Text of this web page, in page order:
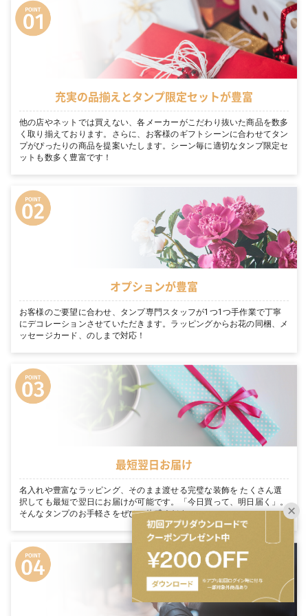
充実の品揃えとタンプ限定セットが豊富
他の店やネットでは買えない、各メーカーがこだわり抜いた商品を数多
く取り揃えております。さらに、お客様のギフトシーンに合わせてタン
プがぴったりの商品を提案いたします。シーン毎に適切なタンプ限定セ
ットも数多く豊富です！
オプションが豊富
お客様のご要望に合わせ、タンプ専門スタッフが1つ1つ手作業で丁寧
にデコレーションさせていただきます。ラッピングからお花の同梱、メ
ッセージカード、のしまで対応！
最短翌日お届け
名入れや豊富なラッピング、そのまま渡せる完璧な装飾を たくさん選
択しても最短で翌日にお届けが可能です。「今日買って、明日届く」。
そんなタンプのお手軽さをぜひご体感ください。